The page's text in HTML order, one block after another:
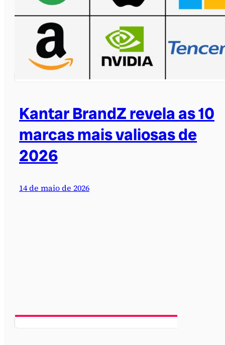
Kantar BrandZ revela as 10
marcas mais valiosas de
2026
14 de maio de 2026